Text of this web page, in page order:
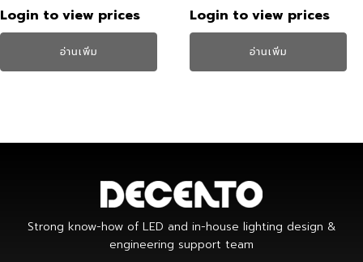
Login to view prices
อ่านเพิ่ม
Login to view prices
อ่านเพิ่ม
Strong know-how of LED and in-house lighting design &
engineering support team